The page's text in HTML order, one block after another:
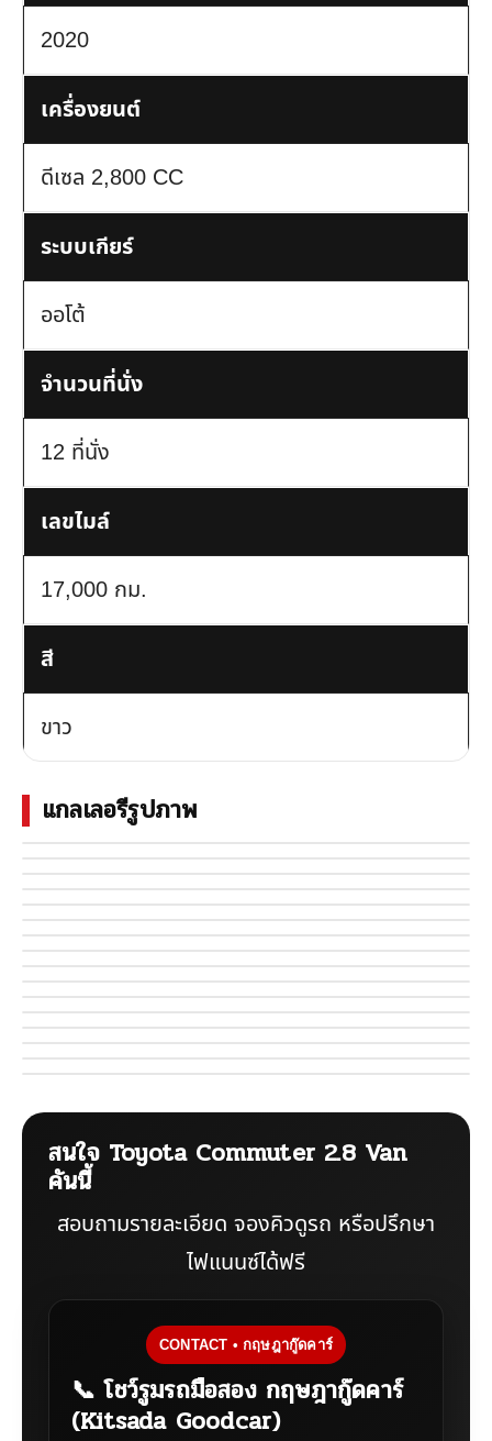
2020
เครื่องยนต์
ดีเซล 2,800 CC
ระบบเกียร์
ออโต้
จำนวนที่นั่ง
12 ที่นั่ง
เลขไมล์
17,000 กม.
สี
ขาว
แกลเลอรีรูปภาพ
สนใจ Toyota Commuter 2.8 Van
คันนี้
สอบถามรายละเอียด จองคิวดูรถ หรือปรึกษา
ไฟแนนซ์ได้ฟรี
CONTACT • กฤษฎากู๊ดคาร์
📞 โชว์รูมรถมือสอง กฤษฎากู๊ดคาร์
(Kitsada Goodcar)